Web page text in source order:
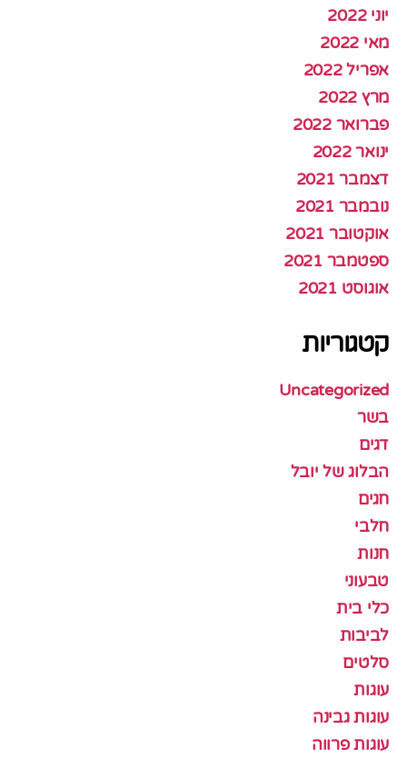
יוני 2022
מאי 2022
אפריל 2022
מרץ 2022
פברואר 2022
ינואר 2022
דצמבר 2021
נובמבר 2021
אוקטובר 2021
ספטמבר 2021
אוגוסט 2021
קטגוריות
Uncategorized
בשר
דגים
הבלוג של יובל
חגים
חלבי
חנות
טבעוני
כלי בית
לביבות
סלטים
עוגות
עוגות גבינה
עוגות פרווה